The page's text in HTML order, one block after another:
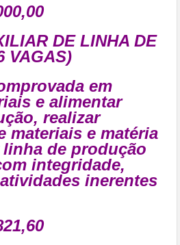
DE LINHA DE
VAGAS)
em
e alimentar
realizar
materiais e matéria
de produção
integridade,
inerentes